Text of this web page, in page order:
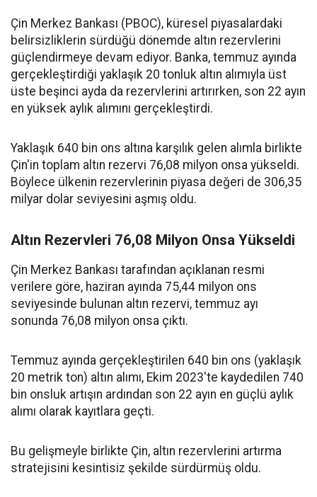
Çin Merkez Bankası (PBOC), küresel piyasalardaki
belirsizliklerin sürdüğü dönemde altın rezervlerini
güçlendirmeye devam ediyor. Banka, temmuz ayında
gerçekleştirdiği yaklaşık 20 tonluk altın alımıyla üst
üste beşinci ayda da rezervlerini artırırken, son 22 ayın
en yüksek aylık alımını gerçekleştirdi.
Yaklaşık 640 bin ons altına karşılık gelen alımla birlikte
Çin'in toplam altın rezervi 76,08 milyon onsa yükseldi.
Böylece ülkenin rezervlerinin piyasa değeri de 306,35
milyar dolar seviyesini aşmış oldu.
Altın Rezervleri 76,08 Milyon Onsa Yükseldi
Çin Merkez Bankası tarafından açıklanan resmi
verilere göre, haziran ayında 75,44 milyon ons
seviyesinde bulunan altın rezervi, temmuz ayı
sonunda 76,08 milyon onsa çıktı.
Temmuz ayında gerçekleştirilen 640 bin ons (yaklaşık
20 metrik ton) altın alımı, Ekim 2023'te kaydedilen 740
bin onsluk artışın ardından son 22 ayın en güçlü aylık
alımı olarak kayıtlara geçti.
Bu gelişmeyle birlikte Çin, altın rezervlerini artırma
stratejisini kesintisiz şekilde sürdürmüş oldu.